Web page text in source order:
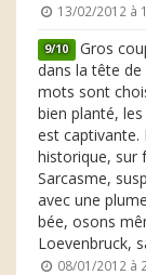
13/02/2012 à
9/10 Gros
dans la tête
mots sont
bien planté,
est captivante.
historique, sur
Sarcasme,
avec une
bée, osons
Loevenbruck,
08/01/2012 à